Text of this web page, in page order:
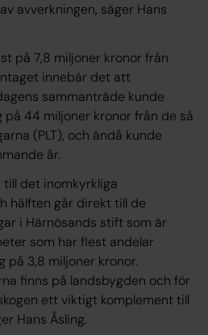
avverkningen, säger Hans
på 7,8 miljoner kronor från
innebär det att
sammanträde kunde
44 miljoner kronor från de så
(PLT), och ändå kunde
år.
det inomkyrkliga
hälften går direkt till de
i Härnösands stift som är
som har flest andelar
på 3,8 miljoner kronor.
finns på landsbygden och för
ett viktigt komplement till
Hans Åsling.